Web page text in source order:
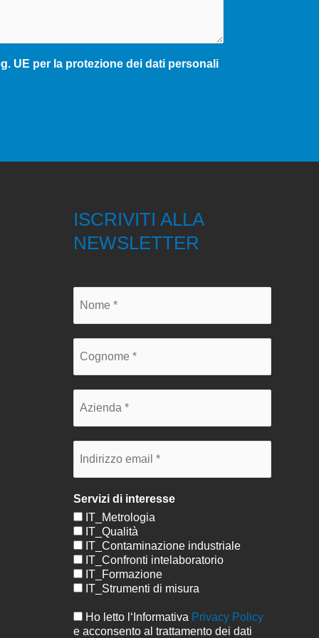
UE per la protezione dei dati personali
ISCRIVITI ALLA
NEWSLETTER
Servizi di interesse
IT_Metrologia
IT_Qualità
IT_Contaminazione industriale
IT_Confronti intelaboratorio
IT_Formazione
IT_Strumenti di misura
Ho letto l‘Informativa Privacy Policy
e acconsento al trattamento dei dati